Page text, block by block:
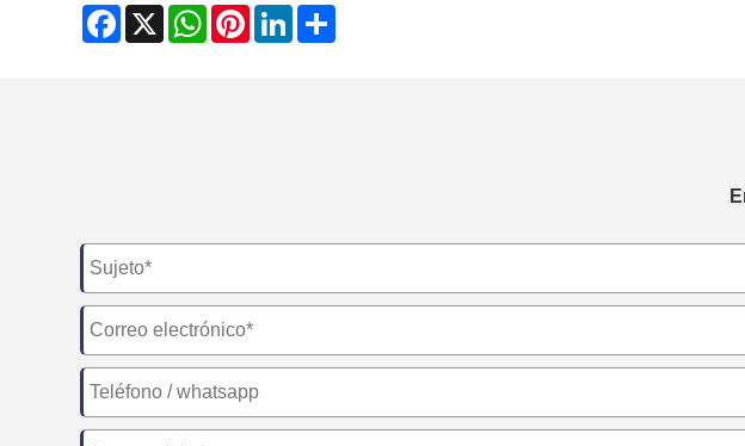
Facebook
X WhatsApp
PinterestLinkedIn